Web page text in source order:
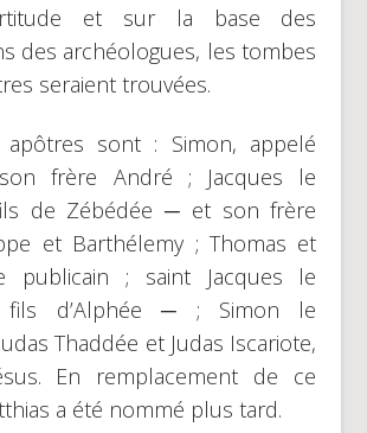
et sur la base des
des archéologues, les tombes
seraient trouvées.
apôtres sont : Simon, appelé
frère André ; Jacques le
de Zébédée ─ et son frère
et Barthélemy ; Thomas et
publicain ; saint Jacques le
d’Alphée ─ ; Simon le
Thaddée et Judas Iscariote,
En remplacement de ce
a été nommé plus tard.